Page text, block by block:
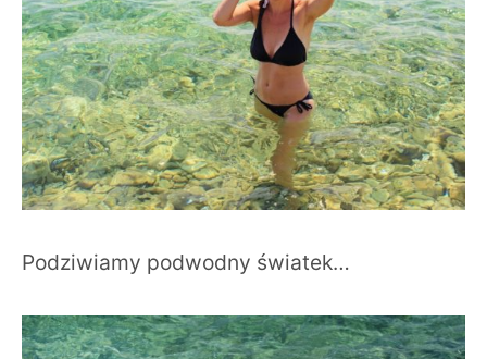
Podziwiamy podwodny światek…